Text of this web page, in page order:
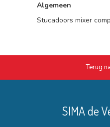
Algemeen
Stucadoors mixer
Terug
SIMA de